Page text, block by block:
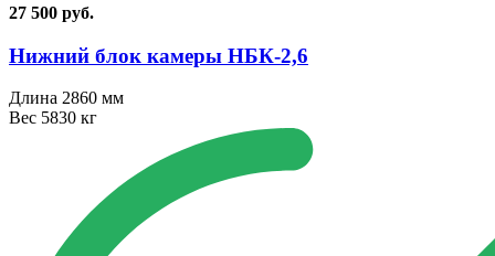
27 500 руб.
Нижний блок камеры НБК⁠-⁠2,6
Длина 2860 мм
Вес 5830 кг